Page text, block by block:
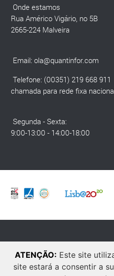
ATENÇÃO: Este site
site estará a consentir a
Onde estamos
Rua Américo Vigário, no 5B
2665-224 Malveira
Email:ola@quantinfor.com
Telefone: (00351) 219 668 911
chamada para rede fixa
Segunda - Sexta:
9:00-13:00 - 14:00-18:00